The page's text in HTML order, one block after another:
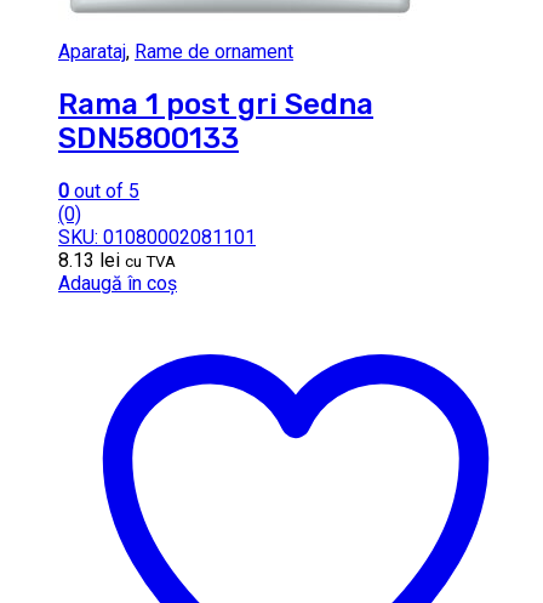
Aparataj, Rame de ornament
Rama 1 post gri Sedna
SDN5800133
0 out of 5
(0)
SKU: 01080002081101
8.13 lei cu TVA
Adaugă în coș